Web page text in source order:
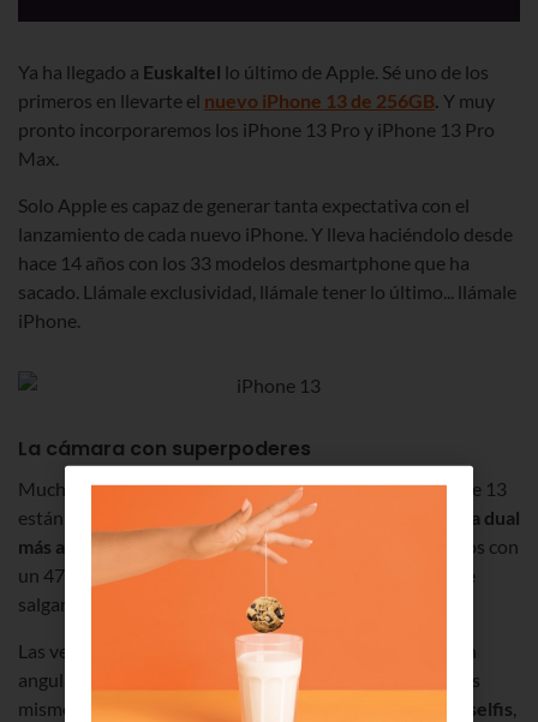
Ya ha llegado a Euskaltel lo último de Apple. Sé uno de los
primeros en llevarte el nuevo iPhone 13 de 256GB. Y muy
pronto incorporaremos los iPhone 13 Pro y iPhone 13 Pro
Max.
Solo Apple es capaz de generar tanta expectativa con el
lanzamiento de cada nuevo iPhone. Y lleva haciéndolo desde
hace 14 años con los 33 modelos desmartphone que ha
sacado. Llámale exclusividad, llámale tener lo último... llámale
iPhone.
La cámara con superpoderes
Muchas de las novedades de la nueva generación iPhone 13
están en la cámara. Apple presenta el
sistema de cámara dual
más avanzado, con un nuevo gran angular que hace fotos con
un 47% más de luz y estabilización óptica para que no te
salgan movidas.
Las versiones Pro y Pro Max incluyen tres sensores gran
angular, ultra gran angular y teleobjetivo de 12 MPX. Los
mismos píxeles que la
cámara TrueDepth frontal para selfis,